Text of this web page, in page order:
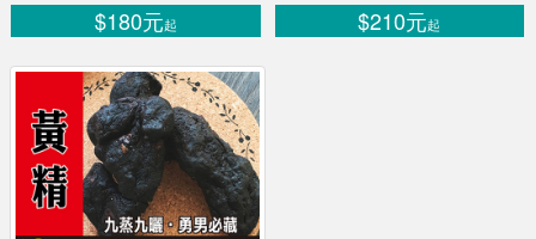
$180元起 $210元起